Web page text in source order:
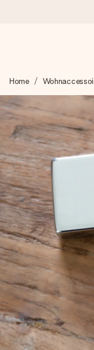
Wir bereiten dein
blitzschnell –
überreichen
4,8
Unsere
4,8 bei Google
die wir versenden).
+49 39292
Montag - Freitag :
Samstag -
Home